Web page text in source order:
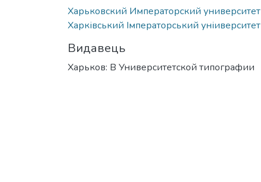
Харьковский Императорский университет
Харківський Імператорський уніиверситет
Видавець
Харьков: В Университетской типографии